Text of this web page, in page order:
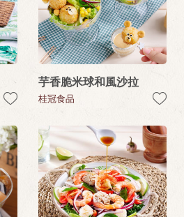
芋香脆米球和風沙拉
桂冠食品